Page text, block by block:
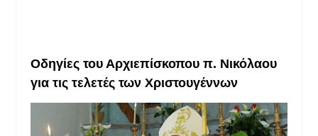
Οδηγίες του Αρχιεπίσκοπου π. Νικόλαου
για τις τελετές των Χριστουγέννων